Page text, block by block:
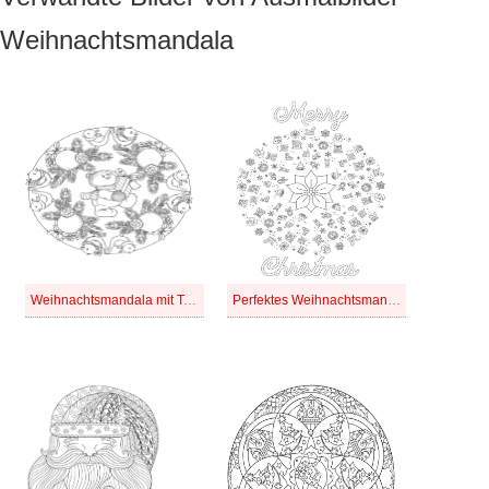
Weihnachtsmandala
Weihnachtsmandala mit Teddybär Perfektes Weihnachtsmandala